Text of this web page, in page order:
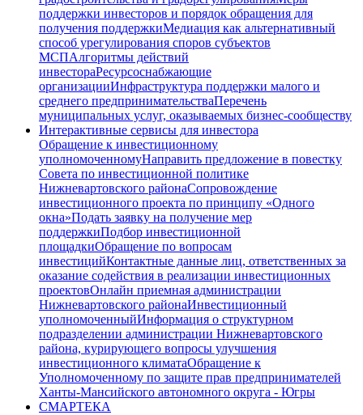
поддержки инвесторов и порядок обращения для
получения поддержкиМедиация как альтернативный
способ урегулирования споров субъектов
МСПАлгоритмы действий
инвестораРесурсоснабжающие
организацииИнфраструктура поддержки малого и
среднего предпринимательстваПеречень
муниципальных услуг, оказываемых бизнес-сообществу
Интерактивные сервисы для инвестора
Обращение к инвестиционному
уполномоченномуНаправить предложение в повестку
Совета по инвестиционной политике
Нижневартовского районаСопровождение
инвестиционного проекта по принципу «Одного
окна»Подать заявку на получение мер
поддержкиПодбор инвестиционной
площадкиОбращение по вопросам
инвестицийКонтактные данные лиц, ответственных за
оказание содействия в реализации инвестиционных
проектовОнлайн приемная администрации
Нижневартовского районаИнвестиционный
уполномоченныйИнформация о структурном
подразделении администрации Нижневартовского
района, курирующего вопросы улучшения
инвестиционного климатаОбращение к
Уполномоченному по защите прав предпринимателей
Ханты-Мансийского автономного округа - Югры
СМАРТЕКА